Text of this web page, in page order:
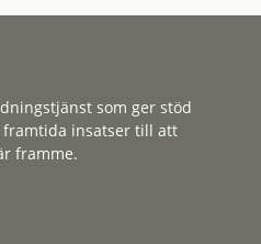
som ger stöd
framtida insatser till att
framme.